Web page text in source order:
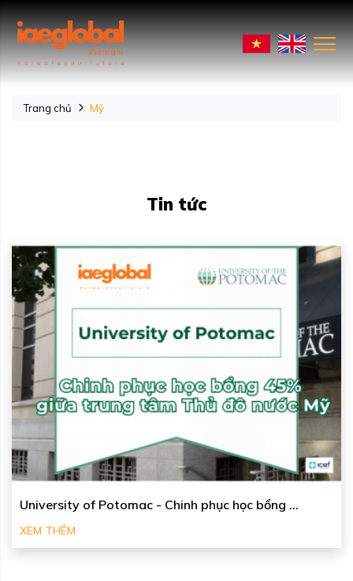
Trang chủ Mỹ
Tin tức
University of Potomac - Chinh phục học bổng ...
XEM THÊM